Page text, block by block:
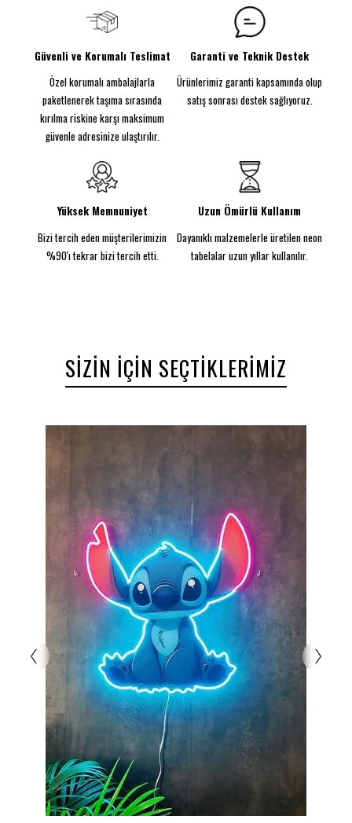
testament to Keith Haring’s legacy of seeing
beyond the ordinary.
Size:20.5 x 20.9 inches (52 x 53 cm)
Color:White and girl pink
Designed to shine:
LED neon artwork
UV printed backing
Shipped in a custom premium box
© Keith Haring Foundation. Licensed by Artestar,
Güvenli ve Korumalı Teslimat
Özel korumalı ambalajlarla
paketlenerek taşıma sırasında
kırılma riskine karşı maksimum
güvenle adresinize ulaştırılır.
Garanti ve Teknik Destek
Ürünlerimiz garanti kapsamında olup
satış sonrası destek sağlıyoruz.
Yüksek Memnuniyet
Bizi tercih eden müşterilerimizin
%90'ı tekrar bizi tercih etti.
Uzun Ömürlü Kullanım
Dayanıklı malzemelerle üretilen neon
tabelalar uzun yıllar kullanılır.
SIZIN İÇIN SEÇTIKLERIMIZ